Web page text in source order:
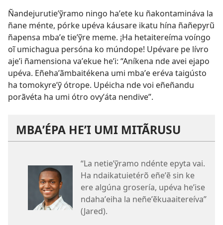
Ñandejurutieʼỹramo ningo haʼete ku ñakontamináva la
ñane ménte, pórke upéva káusare ikatu hína ñañepyrũ
ñapensa mbaʼe tieʼỹre meme. ¡Ha hetaitereíma voíngo
oĩ umichagua persóna ko múndope! Upévare pe lívro
ajeʼi ñamensiona vaʼekue heʼi: “Aníkena nde avei ejapo
upéva. Eñehaʼãmbaitékena umi mbaʼe eréva taigústo
ha tomokyreʼỹ ótrope. Upéicha nde voi eñeñandu
porãvéta ha umi ótro ovyʼáta nendive”.
MBAʼÉPA HEʼI UMI MITÃRUSU
“La netieʼỹramo ndénte epyta vai.
Ha ndaikatuietérõ eñeʼẽ sin ke
ere algúna grosería, upéva heʼise
ndahaʼeiha la neñeʼẽkuaaitereíva”
(Jared).